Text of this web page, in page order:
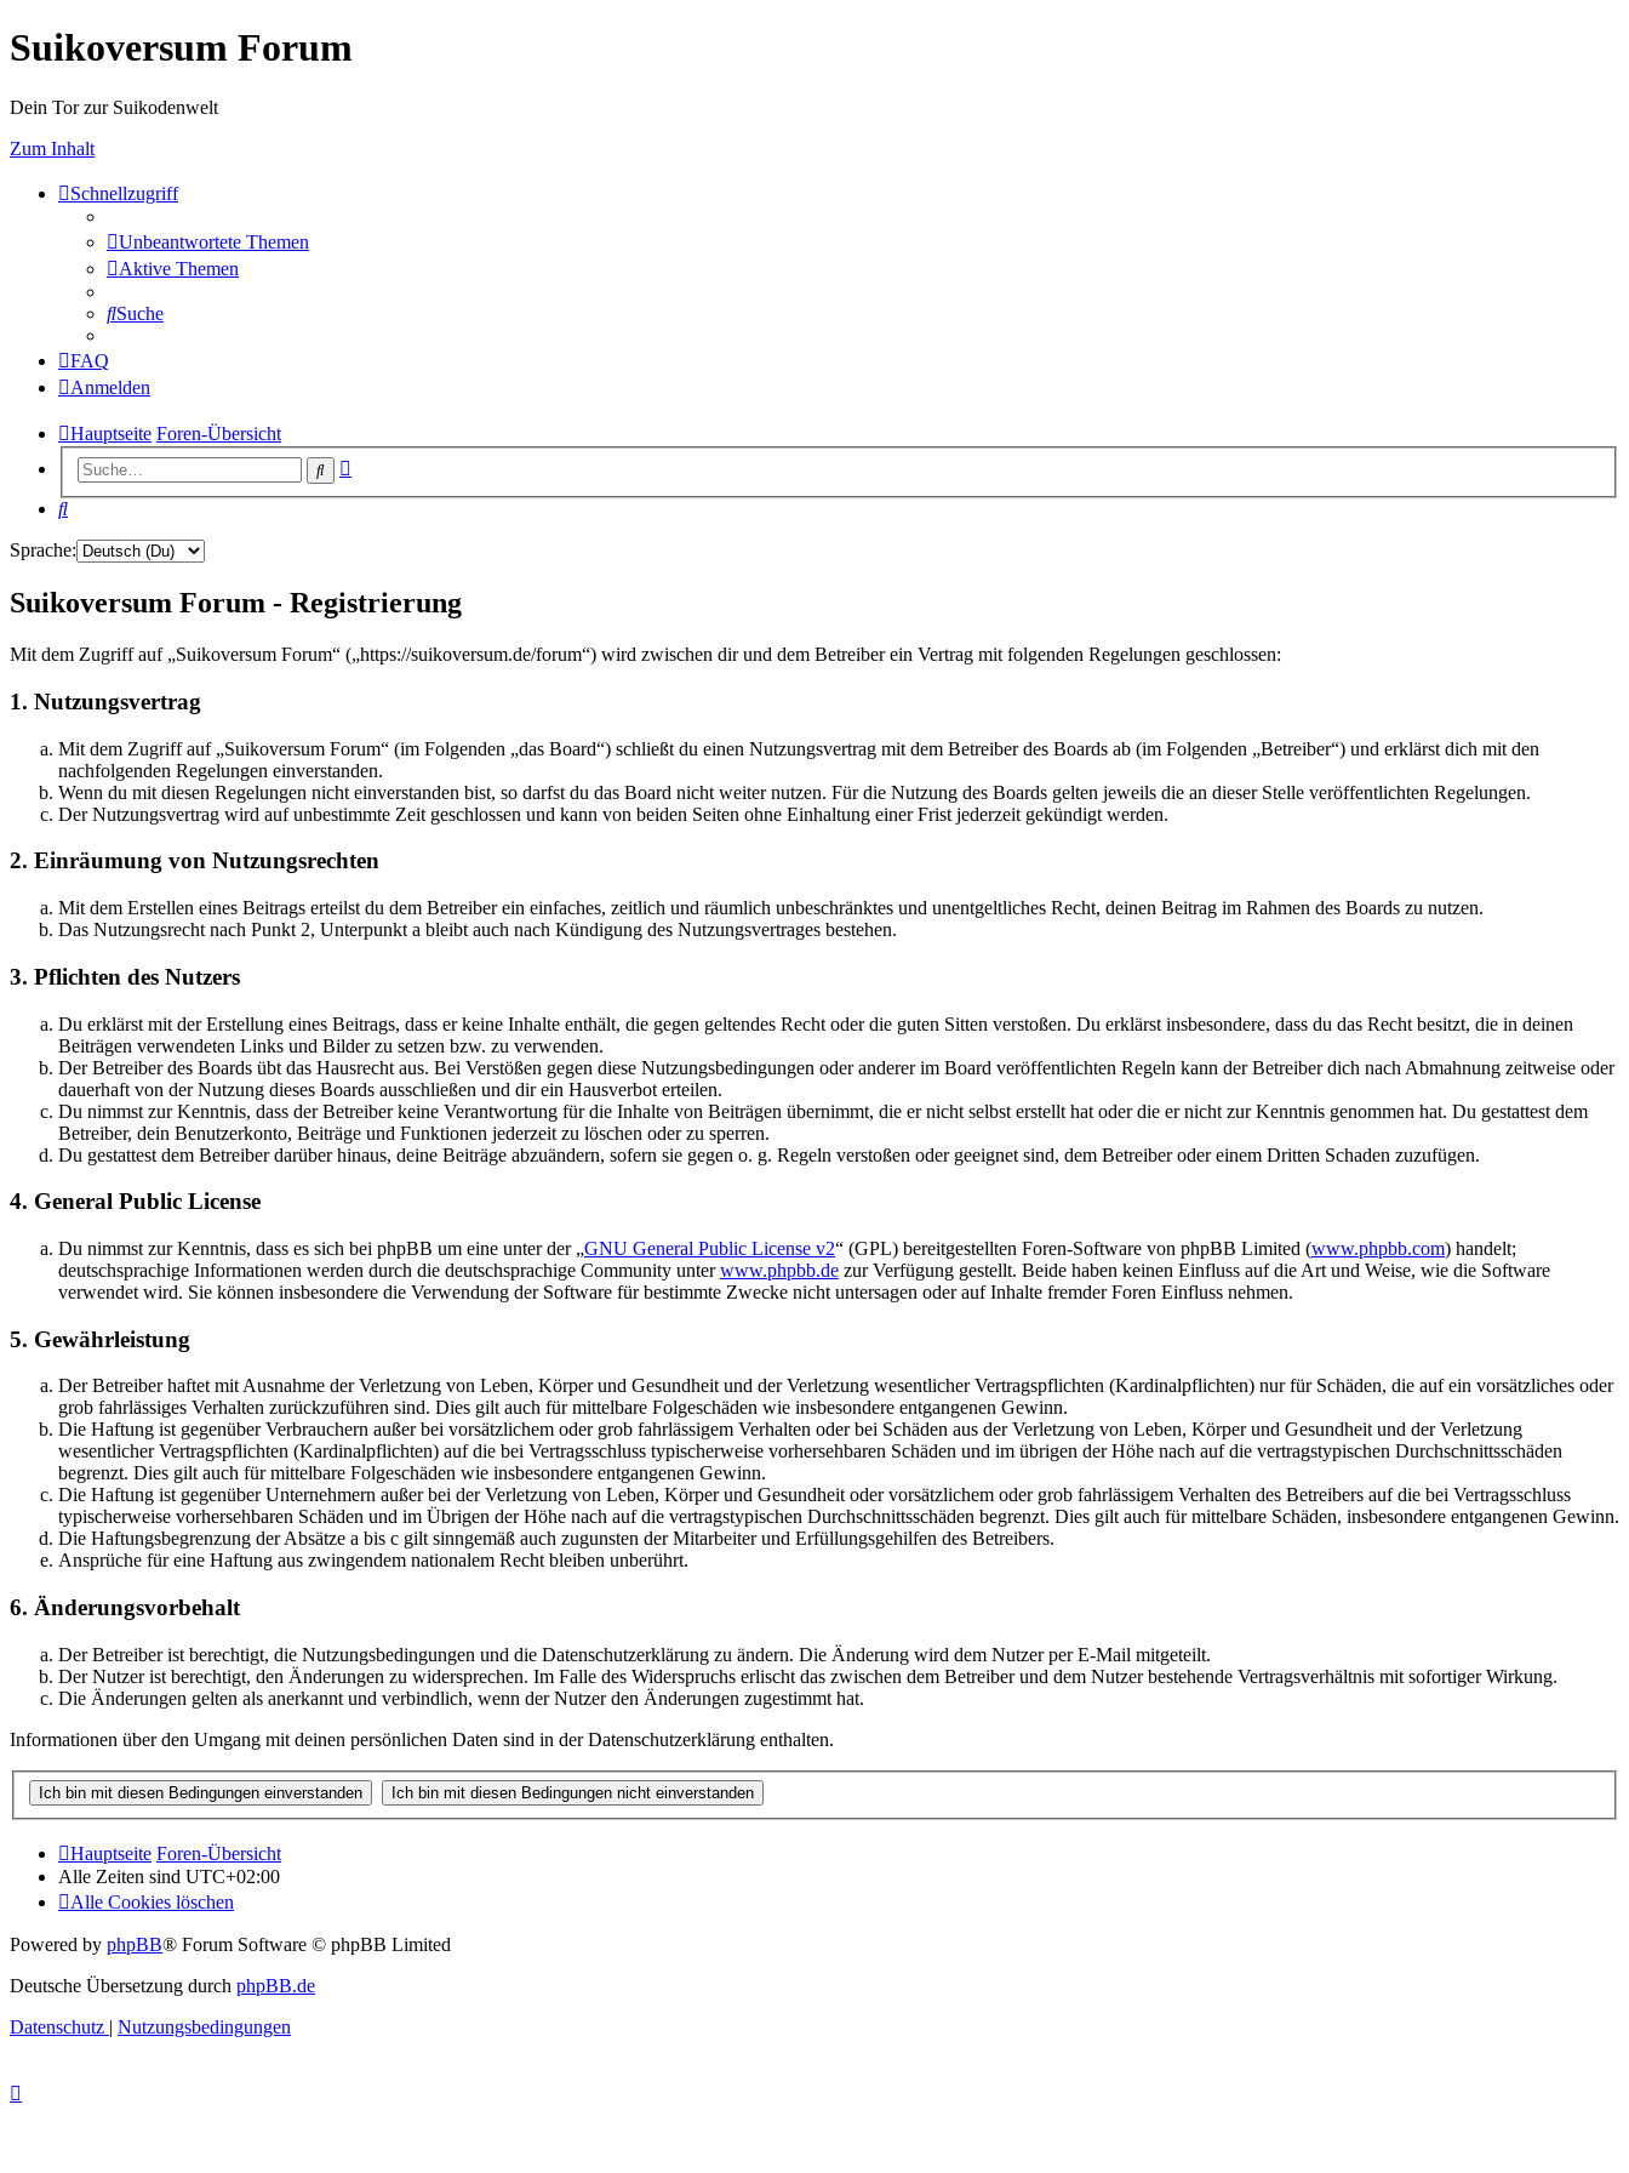
Suikoversum Forum
Dein Tor zur Suikodenwelt
Zum Inhalt
Schnellzugriff
Unbeantwortete Themen
Aktive Themen
Suche
FAQ
Anmelden
Hauptseite Foren-Übersicht
Suche
Suche
Sprache:
Suikoversum Forum - Registrierung
Mit dem Zugriff auf „Suikoversum Forum“ („https://suikoversum.de/forum“) wird zwischen dir und dem Betreiber ein Vertrag mit folgenden Regelungen geschlossen:
1. Nutzungsvertrag
Mit dem Zugriff auf „Suikoversum Forum“ (im Folgenden „das Board“) schließt du einen Nutzungsvertrag mit dem Betreiber des Boards ab (im Folgenden „Betreiber“) und erklärst dich mit den
nachfolgenden Regelungen einverstanden.
Wenn du mit diesen Regelungen nicht einverstanden bist, so darfst du das Board nicht weiter nutzen. Für die Nutzung des Boards gelten jeweils die an dieser Stelle veröffentlichten Regelungen.
Der Nutzungsvertrag wird auf unbestimmte Zeit geschlossen und kann von beiden Seiten ohne Einhaltung einer Frist jederzeit gekündigt werden.
2. Einräumung von Nutzungsrechten
Mit dem Erstellen eines Beitrags erteilst du dem Betreiber ein einfaches, zeitlich und räumlich unbeschränktes und unentgeltliches Recht, deinen Beitrag im Rahmen des Boards zu nutzen.
Das Nutzungsrecht nach Punkt 2, Unterpunkt a bleibt auch nach Kündigung des Nutzungsvertrages bestehen.
3. Pflichten des Nutzers
Du erklärst mit der Erstellung eines Beitrags, dass er keine Inhalte enthält, die gegen geltendes Recht oder die guten Sitten verstoßen. Du erklärst insbesondere, dass du das Recht besitzt, die in deinen
Beiträgen verwendeten Links und Bilder zu setzen bzw. zu verwenden.
Der Betreiber des Boards übt das Hausrecht aus. Bei Verstößen gegen diese Nutzungsbedingungen oder anderer im Board veröffentlichten Regeln kann der Betreiber dich nach Abmahnung zeitweise oder
dauerhaft von der Nutzung dieses Boards ausschließen und dir ein Hausverbot erteilen.
Du nimmst zur Kenntnis, dass der Betreiber keine Verantwortung für die Inhalte von Beiträgen übernimmt, die er nicht selbst erstellt hat oder die er nicht zur Kenntnis genommen hat. Du gestattest dem
Betreiber, dein Benutzerkonto, Beiträge und Funktionen jederzeit zu löschen oder zu sperren.
Du gestattest dem Betreiber darüber hinaus, deine Beiträge abzuändern, sofern sie gegen o. g. Regeln verstoßen oder geeignet sind, dem Betreiber oder einem Dritten Schaden zuzufügen.
4. General Public License
Du nimmst zur Kenntnis, dass es sich bei phpBB um eine unter der „GNU General Public License v2“ (GPL) bereitgestellten Foren-Software von phpBB Limited (www.phpbb.com) handelt;
deutschsprachige Informationen werden durch die deutschsprachige Community unterwww.phpbb.de zur Verfügung gestellt. Beide haben keinen Einfluss auf die Art und Weise, wie die Software
verwendet wird. Sie können insbesondere die Verwendung der Software für bestimmte Zwecke nicht untersagen oder auf Inhalte fremder Foren Einfluss nehmen.
5. Gewährleistung
Der Betreiber haftet mit Ausnahme der Verletzung von Leben, Körper und Gesundheit und der Verletzung wesentlicher Vertragspflichten (Kardinalpflichten) nur für Schäden, die auf ein vorsätzliches oder
grob fahrlässiges Verhalten zurückzuführen sind. Dies gilt auch für mittelbare Folgeschäden wie insbesondere entgangenen Gewinn.
Die Haftung ist gegenüber Verbrauchern außer bei vorsätzlichem oder grob fahrlässigem Verhalten oder bei Schäden aus der Verletzung von Leben, Körper und Gesundheit und der Verletzung
wesentlicher Vertragspflichten (Kardinalpflichten) auf die bei Vertragsschluss typischerweise vorhersehbaren Schäden und im übrigen der Höhe nach auf die vertragstypischen Durchschnittsschäden
begrenzt. Dies gilt auch für mittelbare Folgeschäden wie insbesondere entgangenen Gewinn.
Die Haftung ist gegenüber Unternehmern außer bei der Verletzung von Leben, Körper und Gesundheit oder vorsätzlichem oder grob fahrlässigem Verhalten des Betreibers auf die bei Vertragsschluss
typischerweise vorhersehbaren Schäden und im Übrigen der Höhe nach auf die vertragstypischen Durchschnittsschäden begrenzt. Dies gilt auch für mittelbare Schäden, insbesondere entgangenen Gewinn.
Die Haftungsbegrenzung der Absätze a bis c gilt sinngemäß auch zugunsten der Mitarbeiter und Erfüllungsgehilfen des Betreibers.
Ansprüche für eine Haftung aus zwingendem nationalem Recht bleiben unberührt.
6. Änderungsvorbehalt
Der Betreiber ist berechtigt, die Nutzungsbedingungen und die Datenschutzerklärung zu ändern. Die Änderung wird dem Nutzer per E-Mail mitgeteilt.
Der Nutzer ist berechtigt, den Änderungen zu widersprechen. Im Falle des Widerspruchs erlischt das zwischen dem Betreiber und dem Nutzer bestehende Vertragsverhältnis mit sofortiger Wirkung.
Die Änderungen gelten als anerkannt und verbindlich, wenn der Nutzer den Änderungen zugestimmt hat.
Informationen über den Umgang mit deinen persönlichen Daten sind in der Datenschutzerklärung enthalten.
Hauptseite Foren-Übersicht
Alle Zeiten sind UTC+02:00
Alle Cookies löschen
Powered by phpBB® Forum Software © phpBB Limited
Deutsche Übersetzung durch phpBB.de
Datenschutz | Nutzungsbedingungen